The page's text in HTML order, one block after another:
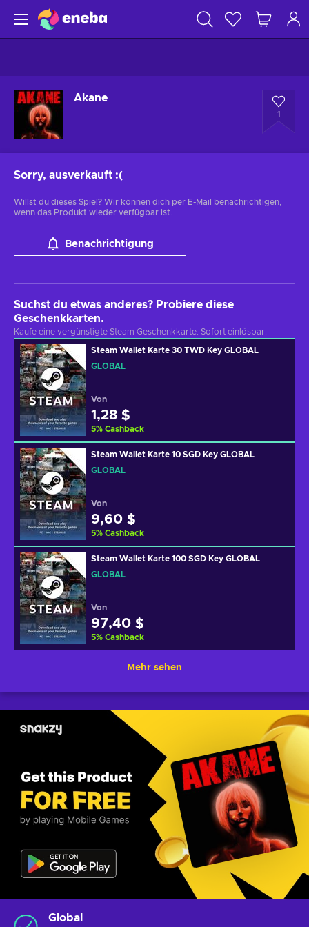
Akane
1
Sorry, ausverkauft :(
Willst du dieses Spiel? Wir können dich per E-Mail benachrichtigen,
wenn das Produkt wieder verfügbar ist.
Benachrichtigung
Suchst du etwas anderes? Probiere diese
Geschenkkarten.
Kaufe eine vergünstigte Steam Geschenkkarte. Sofort einlösbar.
Steam Wallet Karte 30 TWD Key GLOBAL
GLOBAL
Von
1,28 $
5% Cashback
Steam Wallet Karte 10 SGD Key GLOBAL
GLOBAL
Von
9,60 $
5% Cashback
Steam Wallet Karte 100 SGD Key GLOBAL
GLOBAL
Von
97,40 $
5% Cashback
Mehr sehen
Global